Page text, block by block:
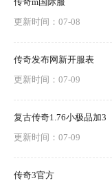
更新时间：07-08
传奇发布网新开服表
更新时间：07-09
复古传奇1.76小极品加3
更新时间：07-09
传奇3官方